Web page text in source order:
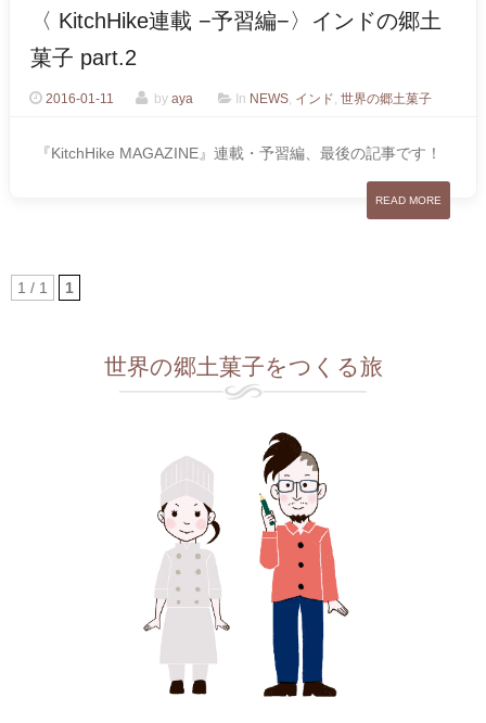
〈 KitchHike連載 −予習編−〉インドの郷土
菓子 part.2
2016-01-11 by aya In NEWS, インド, 世界の郷土菓子
『KitchHike MAGAZINE』連載・予習編、最後の記事です！
READ MORE
1 / 1 1
世界の郷土菓子をつくる旅